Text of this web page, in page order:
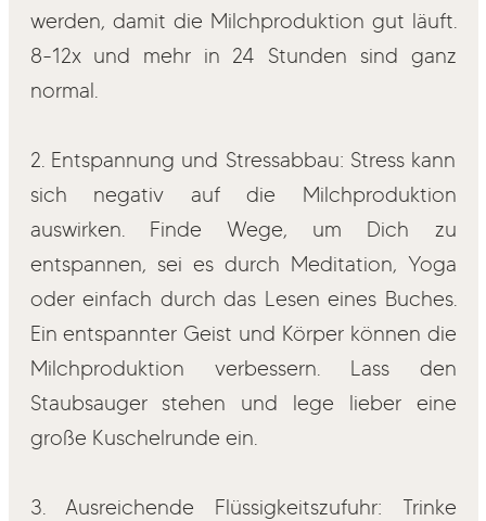
werden, damit die Milchproduktion gut läuft.
8-12x und mehr in 24 Stunden sind ganz
normal.
2. Entspannung und Stressabbau: Stress kann
sich negativ auf die Milchproduktion
auswirken. Finde Wege, um Dich zu
entspannen, sei es durch Meditation, Yoga
oder einfach durch das Lesen eines Buches.
Ein entspannter Geist und Körper können die
Milchproduktion verbessern. Lass den
Staubsauger stehen und lege lieber eine
große Kuschelrunde ein.
3. Ausreichende Flüssigkeitszufuhr: Trinke